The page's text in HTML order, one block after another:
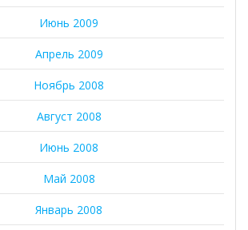
Июнь 2009
Апрель 2009
Ноябрь 2008
Август 2008
Июнь 2008
Май 2008
Январь 2008